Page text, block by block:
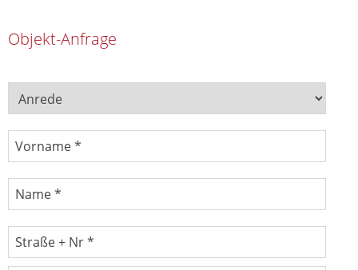
Objekt-Anfrage